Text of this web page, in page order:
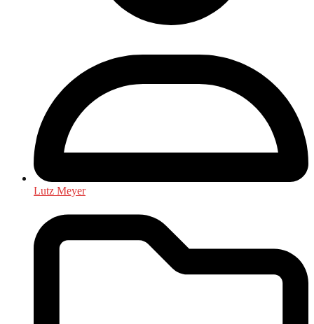
Lutz Meyer